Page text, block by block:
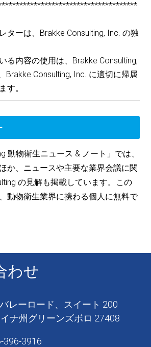
ターは、Brakke Consulting, Inc. の独
る内容の使用は、Brakke Consulting,
Brakke Consulting, Inc. に適切に帰属
す。
動物衛生ニュース & ノート」では、
か、ニュースや主要な業界会議に関
の見解も掲載しています。この
動物衛生業界に携わる個人に無料で
わせ
レーロード、スイート 200
ナ州グリーンズボロ 27408
396-3916